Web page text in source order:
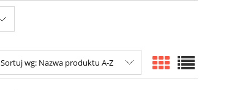
Sortuj wg: Nazwa produktu A-Z